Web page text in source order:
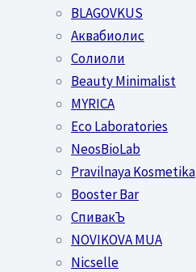
BLAGOVKUS
Аквабиолис
Солиоли
Beauty Minimalist
MYRICA
Eco Laboratories
NeosBioLab
Pravilnaya Kosmetika
Booster Bar
СпивакЪ
NOVIKOVA MUA
Nicselle